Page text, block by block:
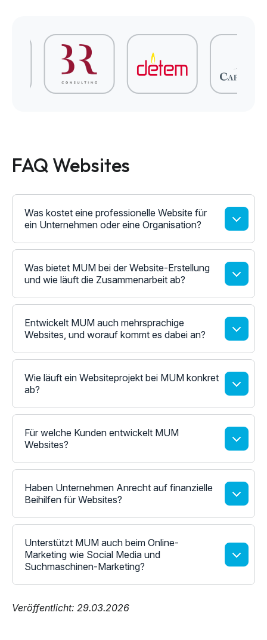
FAQ Websites
Was kostet eine professionelle Website für
ein Unternehmen oder eine Organisation?
Was bietet MUM bei der Website-Erstellung
und wie läuft die Zusammenarbeit ab?
Entwickelt MUM auch mehrsprachige
Websites, und worauf kommt es dabei an?
Wie läuft ein Websiteprojekt bei MUM konkret
ab?
Für welche Kunden entwickelt MUM
Websites?
Haben Unternehmen Anrecht auf finanzielle
Beihilfen für Websites?
Unterstützt MUM auch beim Online-
Marketing wie Social Media und
Suchmaschinen-Marketing?
Veröffentlicht: 29.03.2026